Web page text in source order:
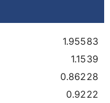
1.95583
1.1539
0.86228
0.9222